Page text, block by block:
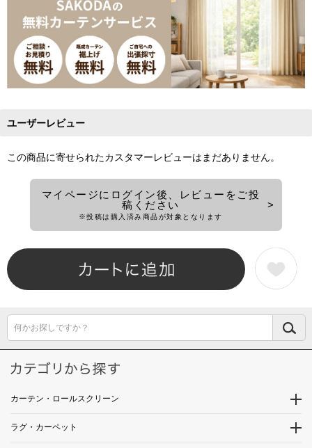
ユーザーレビュー
この商品に寄せられたカスタマーレビューはまだありません。
マイページにログイン後、レビューをご投
稿ください
※投稿は購入済み商品が対象となります
何かお探しですか？
カーテン・ロールスクリーン
ラグ・カーペット